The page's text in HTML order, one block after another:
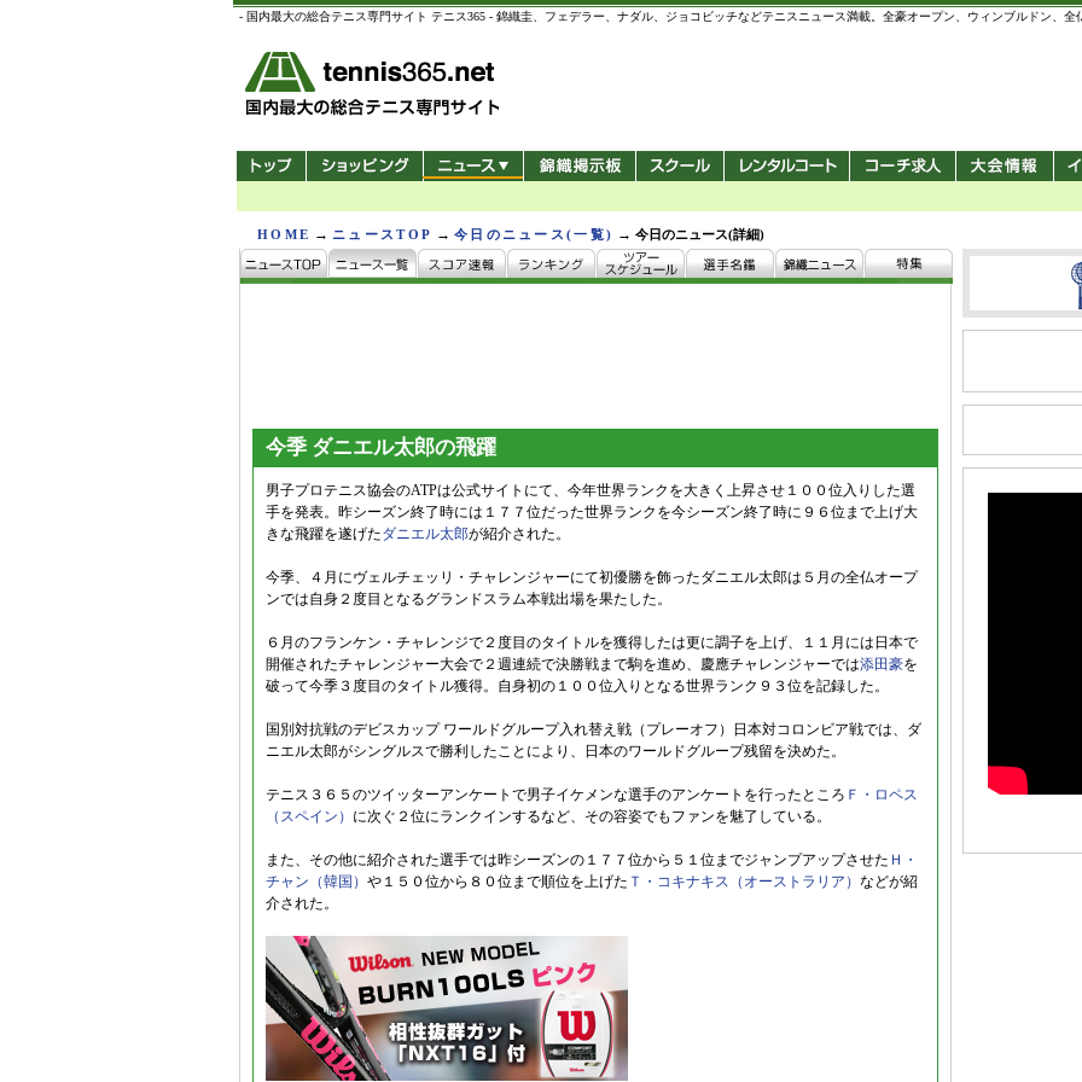
- 国内最大の総合テニス専門サイト テニス365 - 錦織圭、フェデラー、ナダル、ジョコビッチなどテニスニュース満載。全豪オープン、ウィンブルドン、全
HOME → ニュースTOP →今日のニュース(一覧) →今日のニュース(詳細)
今季 ダニエル太郎の飛躍
男子プロテニス協会のATPは公式サイトにて、今年世界ランクを大きく上昇させ１００位入りした選
手を発表。昨シーズン終了時には１７７位だった世界ランクを今シーズン終了時に９６位まで上げ大
きな飛躍を遂げたダニエル太郎が紹介された。
今季、４月にヴェルチェッリ・チャレンジャーにて初優勝を飾ったダニエル太郎は５月の全仏オープ
ンでは自身２度目となるグランドスラム本戦出場を果たした。
６月のフランケン・チャレンジで２度目のタイトルを獲得したは更に調子を上げ、１１月には日本で
開催されたチャレンジャー大会で２週連続で決勝戦まで駒を進め、慶應チャレンジャーでは添田豪を
破って今季３度目のタイトル獲得。自身初の１００位入りとなる世界ランク９３位を記録した。
国別対抗戦のデビスカップ ワールドグループ入れ替え戦（プレーオフ）日本対コロンビア戦では、ダ
ニエル太郎がシングルスで勝利したことにより、日本のワールドグループ残留を決めた。
テニス３６５のツイッターアンケートで男子イケメンな選手のアンケートを行ったところ Ｆ・ロペス
（スペイン） に次ぐ２位にランクインするなど、その容姿でもファンを魅了している。
また、その他に紹介された選手では昨シーズンの１７７位から５１位までジャンプアップさせた Ｈ・
チャン（韓国） や１５０位から８０位まで順位を上げた Ｔ・コキナキス（オーストラリア） などが紹
介された。